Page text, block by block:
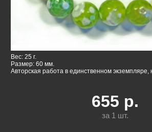
Вес: 25 г.
Размер: 60 мм.
Авторская работа в единственном экземпляре,
655 р.
за 1 шт.